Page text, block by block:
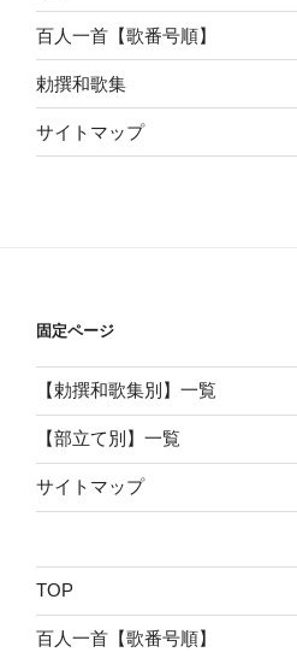
百人一首【歌番号順】
勅撰和歌集
サイトマップ
固定ページ
【勅撰和歌集別】一覧
【部立て別】一覧
サイトマップ
TOP
百人一首【歌番号順】